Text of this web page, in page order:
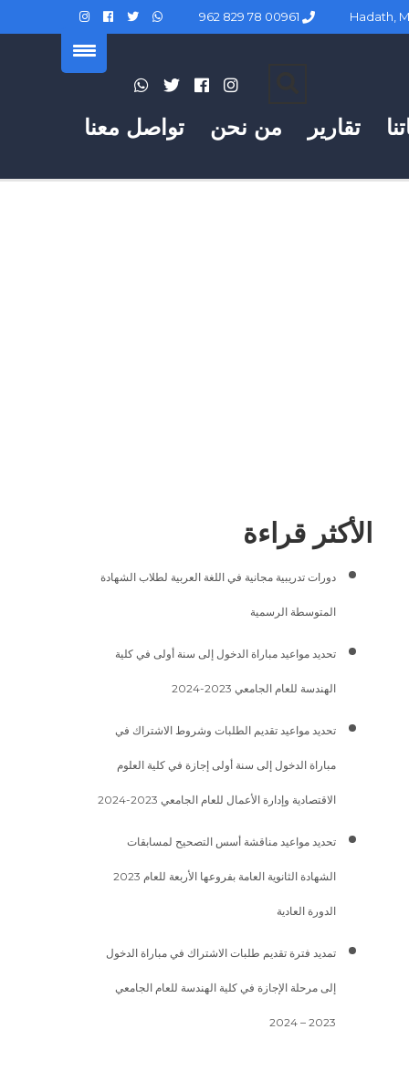
تواصل معنا من نحن تقارير
الأكثر قراءة
دورات تدريبية مجانية في اللغة العربية لطلاب الشهادة
المتوسطة الرسمية
تحديد مواعيد مباراة الدخول إلى سنة أولى في كلية
الهندسة للعام الجامعي 2023-2024
تحديد مواعيد تقديم الطلبات وشروط الاشتراك في
مباراة الدخول إلى سنة أولى إجازة في كلية العلوم
الاقتصادية وإدارة الأعمال للعام الجامعي 2023-2024
تحديد مواعيد مناقشة أسس التصحيح لمسابقات
الشهادة الثانوية العامة بفروعها الأربعة للعام 2023
الدورة العادية
تمديد فترة تقديم طلبات الاشتراك في مباراة الدخول
إلى مرحلة الإجازة في كلية الهندسة للعام الجامعي
2023 – 2024